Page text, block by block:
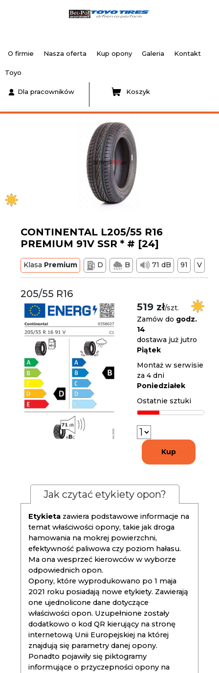
O firmie Nasza oferta Kup opony Galeria Kontakt
Toyo
Dla pracowników Koszyk
CONTINENTAL L205/55 R16
PREMIUM 91V SSR * # [24]
Klasa Premium D B 71 dB 91 V
205/55 R16
519 zł/szt.
Zamów do godz.
14
dostawa już jutro
Piątek
Montaż w serwisie
za 4 dni
Poniedziałek
Ostatnie sztuki
Kup
Jak czytać etykiety opon?
Etykieta zawiera podstawowe informacje na
temat właściwości opony, takie jak droga
hamowania na mokrej powierzchni,
efektywność paliwowa czy poziom hałasu.
Ma ona wesprzeć kierowców w wyborze
odpowiednich opon.
Opony, które wyprodukowano po 1 maja
2021 roku posiadają nowe etykiety. Zawierają
one ujednolicone dane dotyczące
właściwości opon. Uzupełnione zostały
dodatkowo o kod QR kierujący na stronę
internetową Unii Europejskiej na której
znajdują się parametry danej opony.
Ponadto pojawiły się piktogramy
informujące o przyczepności opony na